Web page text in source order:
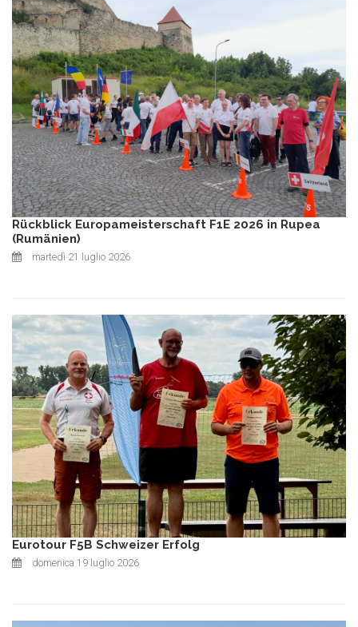
Rückblick Europameisterschaft F1E 2026 in Rupea
(Rumänien)
martedì 21 luglio 2026
Eurotour F5B Schweizer Erfolg
domenica 19 luglio 2026